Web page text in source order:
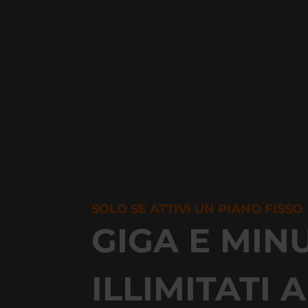
SOLO SE ATTIVI UN PIANO FISSO
GIGA E
ILLIMITATI A